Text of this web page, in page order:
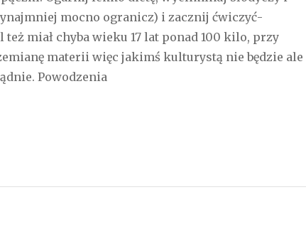
mocno ogranicz) i zacznij ćwiczyć-
też miał chyba wieku 17 lat ponad 100 kilo, przy
materii więc jakimś kulturystą nie będzie ale
Powodzenia